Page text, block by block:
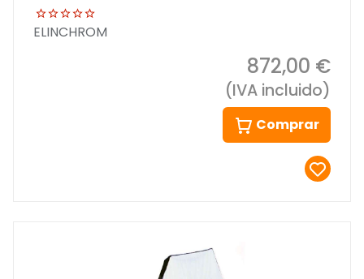
ELINCHROM
872,00 €
(IVA incluido)
Comprar